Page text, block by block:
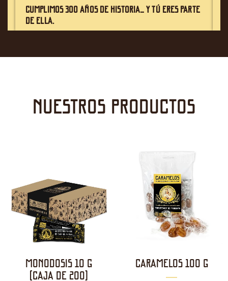
CUMPLIMOS 300 AÑOS DE HISTORIA… Y TÚ ERES PARTE
DE ELLA.
nuestros productos
MONODOSIS 10 g
(CAJA DE 200)
CARAMELOS 100 g